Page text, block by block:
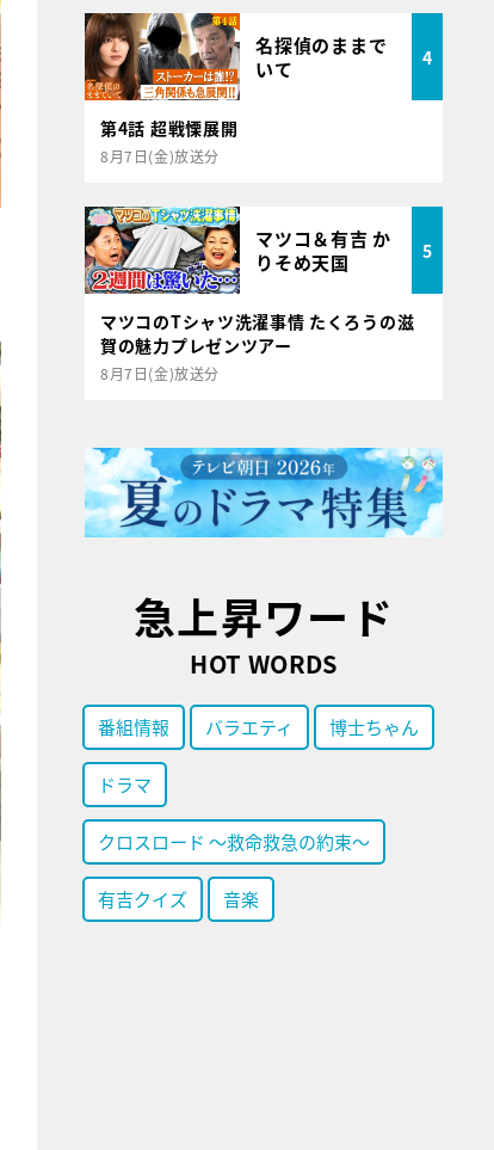
名探偵のままで
いて
4
第4話 超戦慄展開
8月7日(金)放送分
マツコ＆有吉 か
りそめ天国
5
マツコのTシャツ洗濯事情 たくろうの滋
賀の魅力プレゼンツアー
8月7日(金)放送分
急上昇ワード
HOT WORDS
番組情報 バラエティ 博士ちゃん
ドラマ
クロスロード ～救命救急の約束～
有吉クイズ 音楽